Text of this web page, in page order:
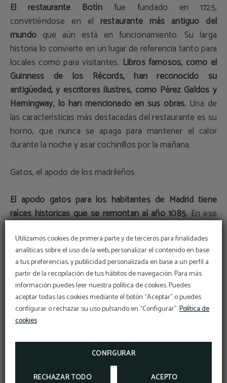
Utilizamos cookies de primera parte y de terceros para finalidades
analíticas sobre el uso de la web, personalizar el contenido en base
a tus preferencias, y publicidad personalizada en base a un perfil a
partir de la recopilación de tus hábitos de navegación. Para más
información puedes leer nuestra política de cookies. Puedes
aceptar todas las cookies mediante el botón “Aceptar” o puedes
configurar o rechazar su uso pulsando en “Configurar”.Política de
cookies
CONFIGURAR
RECHAZAR TODO ACEPTO
El restaurante Botínfue fundado en 1725,
convirtiéndose en el restaurante más antiguo del
mundoque aún está en funcionamiento. Su larga
historia lo convierte en un lugar de referencia tanto para
locales como para visitantes. Libros famosos, como el
Guinness de los Récords, han reconocido su
antigüedad, y escritores ilustres, como Pérez Galdós y
Hemingway, lo han mencionado en sus obras. Una de
las características más destacadas del restaurante es su
horno, que nunca se apaga para mantener el calor
durante la noche y asar cochinillos por la mañana.
Gatos, el apodo de los madrileños
El apodo gatos para los habitantes de Madrid tiene
raíces históricas que se remontan al año 1085. En ese
Cuando las tropas del rey Alfonso VI se preparaban para
reconquistar la ciudad, unsoldado español decidió
trepar por la muralla de la ciudad. Al llegar a la cima,
reemplazó la bandera musulmana por una cristiana.
valentía le valió el apodo de gato, que con el tiempo se
extendió para referirse a todos los madrileños.Esta
anécdota captura el espíritu audaz y orgulloso de los
Código Vip
DEL 10% USANDO NUESTRO CÓDIGO
PROMOCIONAL VIP2025